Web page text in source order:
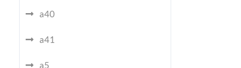
a40
a41
a5